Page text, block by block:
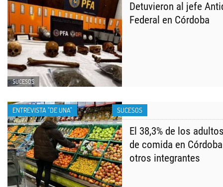
SUCESOS
Detuvieron al jefe
Federal en Córdoba
SUCESOS
El 38,3% de los
de comida en
otros integrantes
ENTREVISTA "DE UNA"